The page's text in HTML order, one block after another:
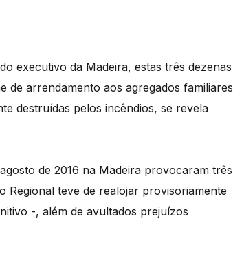
executivo da Madeira, estas três dezenas
de arrendamento aos agregados familiares
destruídas pelos incêndios, se revela
de 2016 na Madeira provocaram três
Regional teve de realojar provisoriamente
-, além de avultados prejuízos